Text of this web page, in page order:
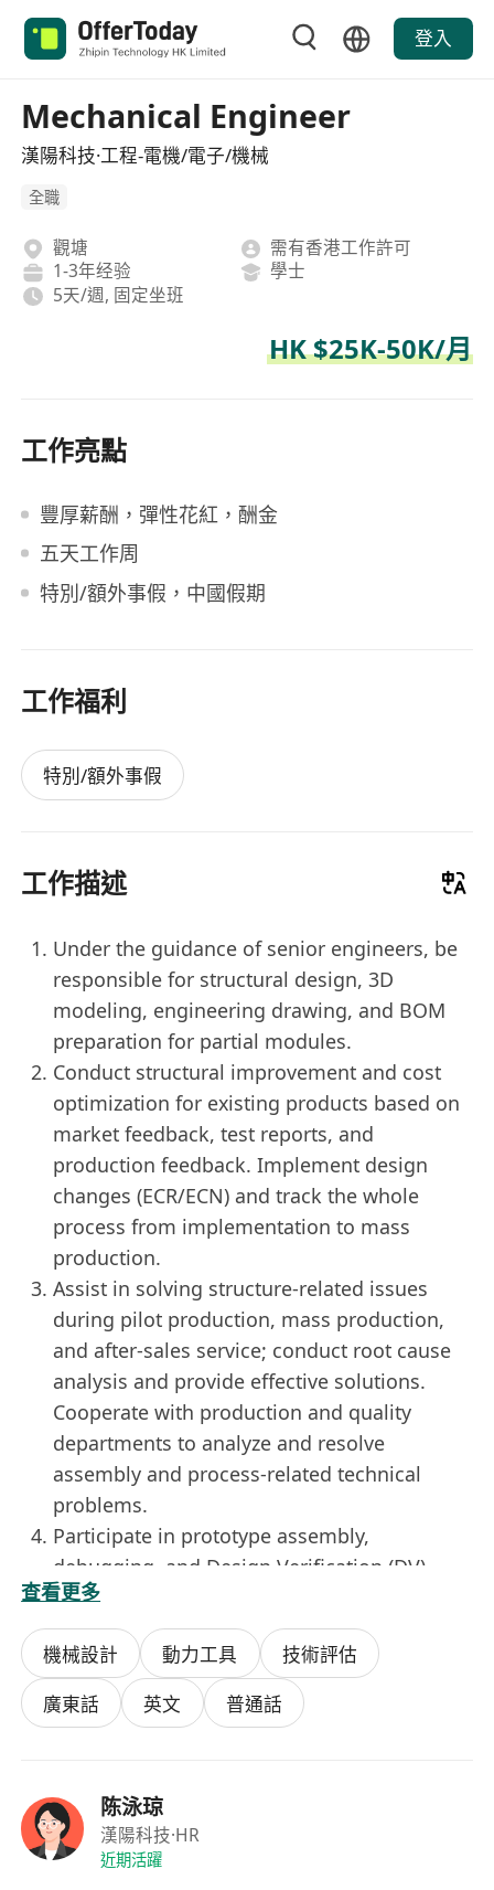
登入
Mechanical Engineer
漢陽科技·工程-電機/電子/機械
全職
觀塘
需有香港工作許可
1-3年经验
學士
5天/週, 固定坐班
HK $25K-50K/月
工作亮點
豐厚薪酬，彈性花紅，酬金
五天工作周
特別/額外事假，中國假期
工作福利
特別/額外事假
工作描述
Under the guidance of senior engineers, be
responsible for structural design, 3D
modeling, engineering drawing, and BOM
preparation for partial modules.
Conduct structural improvement and cost
optimization for existing products based on
market feedback, test reports, and
production feedback. Implement design
changes (ECR/ECN) and track the whole
process from implementation to mass
production.
Assist in solving structure-related issues
during pilot production, mass production,
and after-sales service; conduct root cause
analysis and provide effective solutions.
Cooperate with production and quality
departments to analyze and resolve
assembly and process-related technical
problems.
Participate in prototype assembly,
debugging, and Design Verification (DV)
testing. Review and optimize the design
based on test results to ensure the structure
meets reliability requirements such as
strength, durability, waterproofing, and
dustproofing.
Collaborate and communicate across
departments.
Job Requirements
查看更多
機械設計 動力工具
技術評估
廣東話
英文 普通話
陈泳琼
漢陽科技·HR
近期活躍